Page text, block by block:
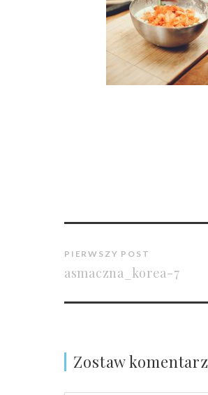
PIERWSZY POST
asmaczna_korea-7
Zostaw komentarz